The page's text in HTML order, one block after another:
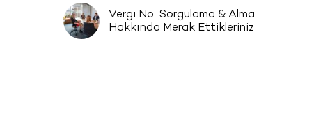
Vergi No. Sorgulama & Alma
Hakkında Merak Ettikleriniz